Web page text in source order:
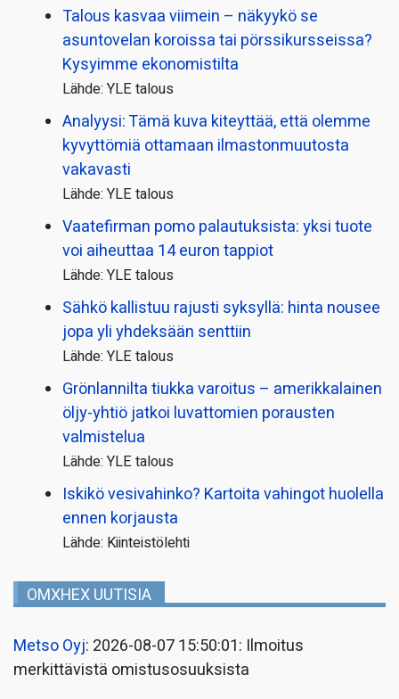
Talous kasvaa viimein – näkyykö se
asuntovelan koroissa tai pörssi­kursseissa?
Kysyimme ekonomistilta
Lähde: YLE talous
Analyysi: Tämä kuva kiteyttää, että olemme
kyvyttömiä ottamaan ilmaston­muutosta
vakavasti
Lähde: YLE talous
Vaatefirman pomo palautuksista: yksi tuote
voi aiheuttaa 14 euron tappiot
Lähde: YLE talous
Sähkö kallistuu rajusti syksyllä: hinta nousee
jopa yli yhdeksään senttiin
Lähde: YLE talous
Grönlannilta tiukka varoitus – amerikkalainen
öljy-yhtiö jatkoi luvattomien porausten
valmistelua
Lähde: YLE talous
Iskikö vesivahinko? Kartoita vahingot huolella
ennen korjausta
Lähde: Kiinteistölehti
OMXHEX UUTISIA
Metso Oyj: 2026-08-07 15:50:01: Ilmoitus
merkittävistä omistusosuuksista